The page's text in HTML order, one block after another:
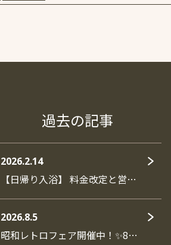
過去の記事
2026.2.14
【日帰り入浴】 料金改定と営…
2026.8.5
昭和レトロフェア開催中！✨8…